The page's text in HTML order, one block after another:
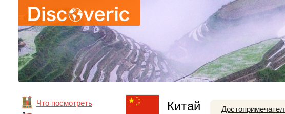
Что посмотреть
Китай